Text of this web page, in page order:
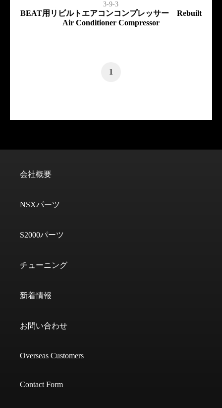
3-9-3
BEAT用リビルトエアコンコンプレッサー Rebuilt
Air Conditioner Compressor
1
会社概要
NSXパーツ
S2000パーツ
チューニング
新着情報
お問い合わせ
Overseas Customers
Contact Form